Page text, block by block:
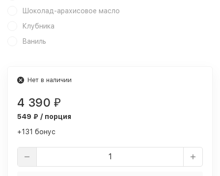
Шоколад-арахисовое масло
Клубника
Ваниль
Нет в наличии
4 390 ₽
549 ₽ / порция
+131 бонус